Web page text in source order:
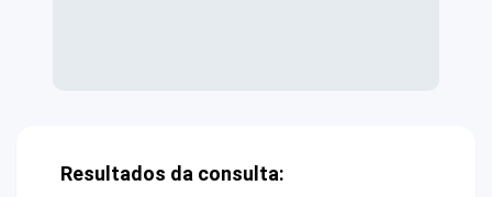
Resultados da consulta: